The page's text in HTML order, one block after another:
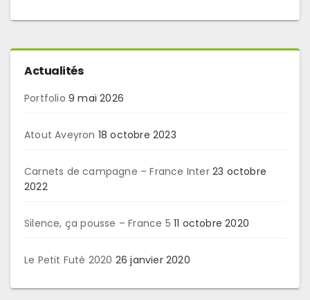
Actualités
Portfolio 9 mai 2026
Atout Aveyron 18 octobre 2023
Carnets de campagne – France Inter 23 octobre
2022
Silence, ça pousse – France 5 11 octobre 2020
Le Petit Futé 2020 26 janvier 2020